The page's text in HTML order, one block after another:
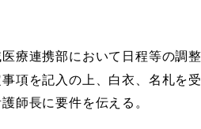
療連携部において日程等の調整
項を記入の上、白衣、名札を受
師長に要件を伝える。